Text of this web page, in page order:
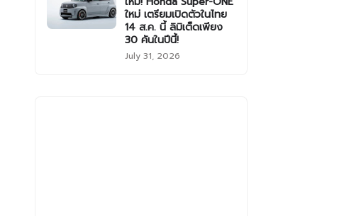
ใหม่ เตรียมเปิดตัวในไทย
14 ส.ค. นี้ ลิมิเต็ดเพียง
30 คันในปีนี้!
July 31, 2026